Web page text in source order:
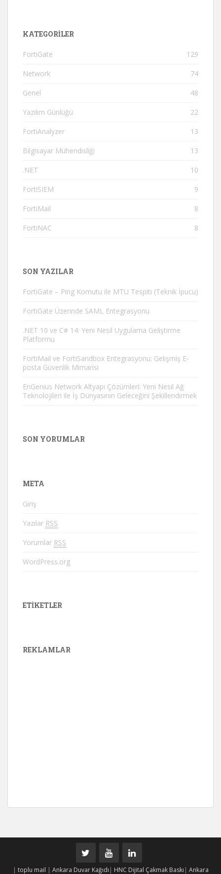
KATEGORILER
FortiGate 129
Network 74
Genel 48
Yazılım Günlüğü 22
FortiAnalyzer 13
Bilgisayar Mühendisliği 13
.NET 10
FortiSIEM 9
FortiMail 8
FortiNAC 8
SON YAZILAR
FortiGate – Ping Komutu ile MTU Tespiti (Teknik İpucu)
FortiGate Üzerinde SAML Entegrasyonu
.NET 10 ve C# 14: Yeni Nesil Uygulama Geliştirme
Platformu
FortiMail ve FortiSandbox Entegrasyonu: Gelişmiş E-
posta Güvenlik Mimarisi
EnGenius Network Altyapı Çözümleri: Yeni Nesil Ağ
Teknolojileri ile İş Dünyasının Geleceğini Şekillendirmek
SON YORUMLAR
META
Giriş
Yazılar RSS
Yorumlar RSS
WordPress.org
ETIKETLER
REKLAMLAR
| toplu mail | Ankara Duvar Kağıdı | HNC Dijital Çakmak Baskı | Ankara